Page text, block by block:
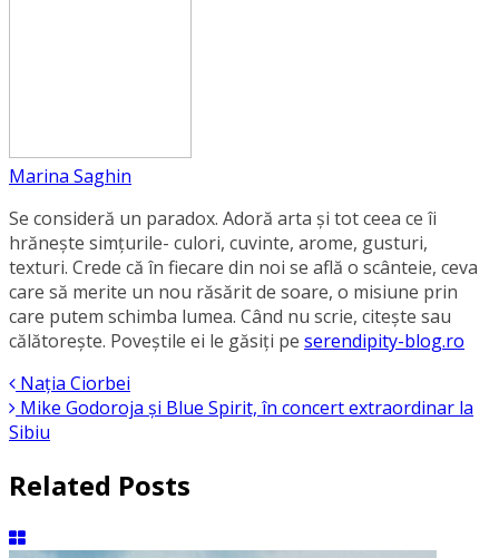
Marina Saghin
Se consideră un paradox. Adoră arta și tot ceea ce îi
hrănește simțurile- culori, cuvinte, arome, gusturi,
texturi. Crede că în fiecare din noi se află o scânteie, ceva
care să merite un nou răsărit de soare, o misiune prin
care putem schimba lumea. Când nu scrie, citește sau
călătorește. Poveștile ei le găsiți pe serendipity-blog.ro
Nația Ciorbei
Mike Godoroja și Blue Spirit, în concert extraordinar la
Sibiu
Related Posts